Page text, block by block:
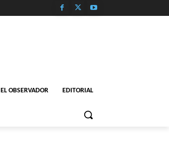
EL OBSERVADOR EDITORIAL